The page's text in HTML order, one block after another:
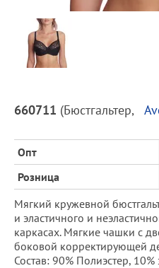
Описание
товара
и
цена
660711 (Бюстгальтер,
Опт
Розница
Мягкий кружевной
и эластичного и
каркасах. Мягкие чашки с
боковой корректирующей
Состав: 90% Полиэстер, 10%